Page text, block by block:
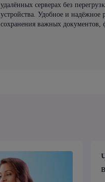
удалённых серверах без
устройства. Удобное и надёжное
сохранения важных документов,